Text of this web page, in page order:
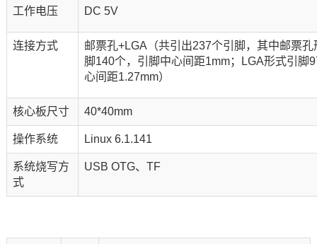
工作电压 DC 5V
连接方式
邮票孔+LGA（共引出237个引脚，其中邮票孔
脚140个，引脚中心间距1mm；LGA形式引脚
心间距1.27mm）
核心板尺寸 40*40mm
操作系统 Linux 6.1.141
系统烧写方
式
USB OTG、TF